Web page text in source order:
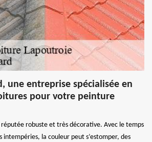
une entreprise spécialisée en
pour votre peinture
robuste et très décorative. Avec le temps
intempéries, la couleur peut s’estomper, des